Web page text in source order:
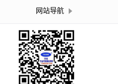
网站导航